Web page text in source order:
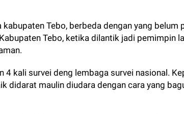
Tebo, berbeda dengan yang belum
Tebo, ketika dilantik jadi pemimpin
4 kali survei deng lembaga survei nasional.
didarat maulin diudara dengan cara yang